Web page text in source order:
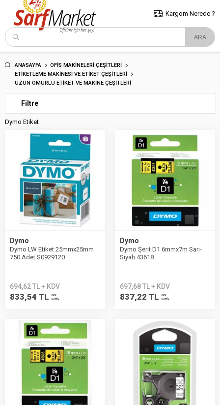
5000 TL ve Üzeri Alışverişlerde İstanbul İçi Kargo Bedava!
ve Trakya İçin Tıklayın..
Kargom Nerede ?
ANASAYFA
OFIS MAKINELERI ÇEŞITLERI
ETIKETLEME MAKINESI VE ETIKET ÇEŞITLERI
UZUN ÖMÜRLÜ ETIKET VE MAKINE ÇEŞITLERI
Filtre
Dymo Etiket
Dymo
Dymo LW Etiket 25mmx25mm
750 Adet S0929120
694,62 TL + KDV
833,54 TL
KDV
DAHİL
Dymo
Dymo Şerit D1 6mmx7m Sarı-
Siyah 43618
697,68 TL + KDV
837,22 TL
KDV
DAHİL